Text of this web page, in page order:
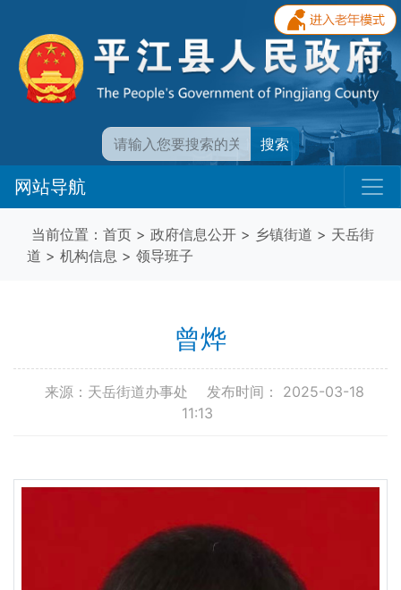
搜索
网站导航
当前位置： 首页 > 政府信息公开 > 乡镇街道 > 天岳街
道 > 机构信息 > 领导班子
曾烨
来源：天岳街道办事处
发布时间： 2025-03-18
11:13